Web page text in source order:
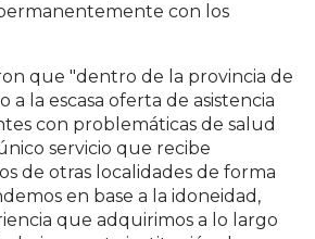
con los
que "dentro de la provincia de
a la escasa oferta de asistencia
con problemáticas de salud
servicio que recibe
de otras localidades de forma
en base a la idoneidad,
que adquirimos a lo largo